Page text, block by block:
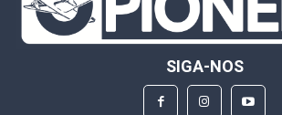
SIGA-NOS